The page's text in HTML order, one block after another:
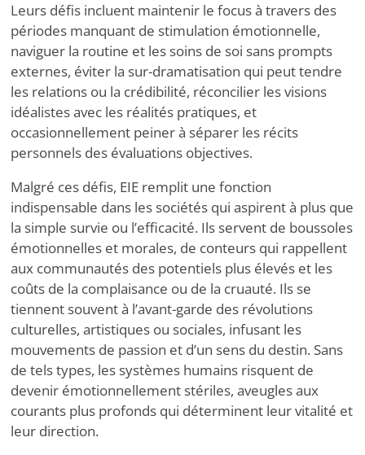
Leurs défis incluent maintenir le focus à travers des
périodes manquant de stimulation émotionnelle,
naviguer la routine et les soins de soi sans prompts
externes, éviter la sur-dramatisation qui peut tendre
les relations ou la crédibilité, réconcilier les visions
idéalistes avec les réalités pratiques, et
occasionnellement peiner à séparer les récits
personnels des évaluations objectives.
Malgré ces défis, EIE remplit une fonction
indispensable dans les sociétés qui aspirent à plus que
la simple survie ou l’efficacité. Ils servent de boussoles
émotionnelles et morales, de conteurs qui rappellent
aux communautés des potentiels plus élevés et les
coûts de la complaisance ou de la cruauté. Ils se
tiennent souvent à l’avant-garde des révolutions
culturelles, artistiques ou sociales, infusant les
mouvements de passion et d’un sens du destin. Sans
de tels types, les systèmes humains risquent de
devenir émotionnellement stériles, aveugles aux
courants plus profonds qui déterminent leur vitalité et
leur direction.